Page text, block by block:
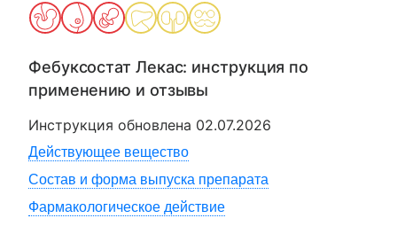
Фебуксостат Лекас: инструкция по
применению и отзывы
Инструкция обновлена 02.07.2026
Действующее вещество
Состав и форма выпуска препарата
Фармакологическое действие